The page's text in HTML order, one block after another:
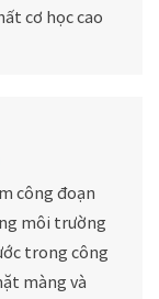
cơ học cao
công đoạn
môi trường
trong công
màng và